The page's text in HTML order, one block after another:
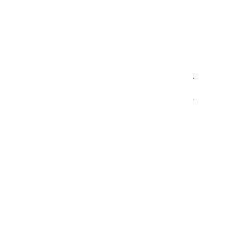
4,95 €